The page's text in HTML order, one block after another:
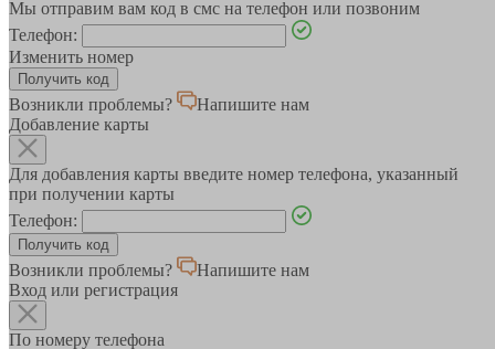
Мы отправим вам код в смс на телефон или позвоним
Телефон:
Изменить номер
Возникли проблемы?
Напишите нам
Добавление карты
Для добавления карты введите номер телефона, указанный
при получении карты
Телефон:
Возникли проблемы?
Напишите нам
Вход или регистрация
По номеру телефона